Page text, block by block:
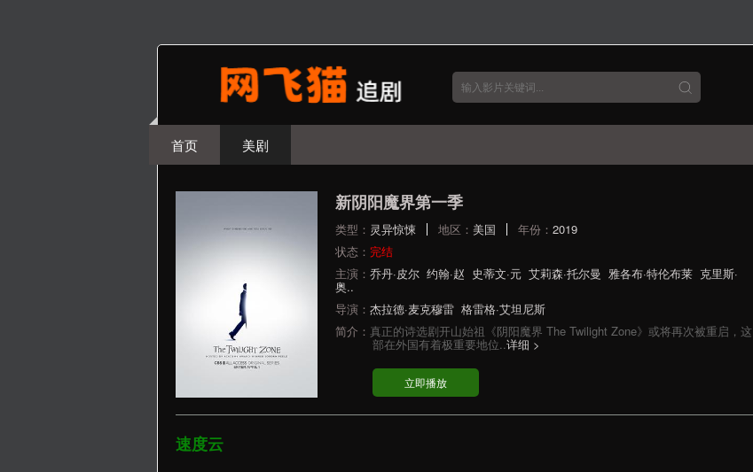
首页 美剧
新阴阳魔界第一季
类型： 灵异惊悚 地区： 美国 年份： 2019
状态： 完结
主演： 乔丹·皮尔 约翰·赵 史蒂文·元 艾莉森·托尔曼 雅各布·特伦布莱 克里斯·
奥..
导演： 杰拉德·麦克穆雷 格雷格·艾坦尼斯
简介： 真正的诗选剧开山始祖《阴阳魔界 The Twilight Zone》或将再次被重启，这
部在外国有着极重要地位..详细 >
立即播放
速度云